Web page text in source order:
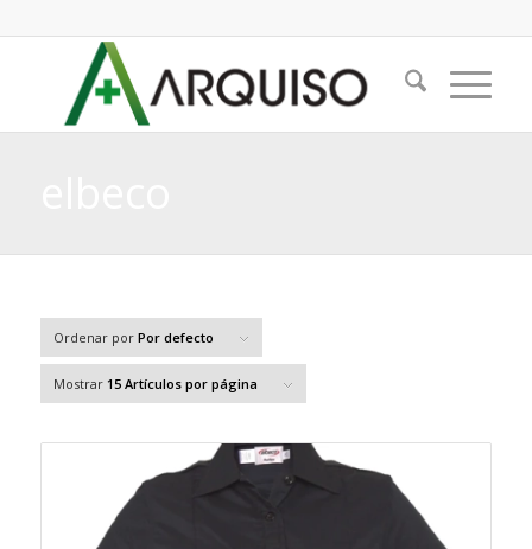
Ordenar por Por defecto
Mostrar 15 Artículos por página